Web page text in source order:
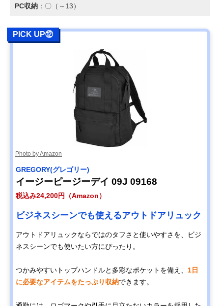
PC収納 ：〇（～13）
PICK UP⑫
Photo by Amazon
GREGORY(グレゴリー)
イージーピージーデイ 09J 09168
税込み24,200円（Amazon）
ビジネスシーンでも使えるアウトドアリュック
アウトドアリュックならではのタフさと使いやすさを、ビジ
ネスシーンでも使いたい方にぴったり。
つかみやすいトップハンドルと多彩なポケットを備え、 1日
に必要なアイテムをたっぷり収納できます。